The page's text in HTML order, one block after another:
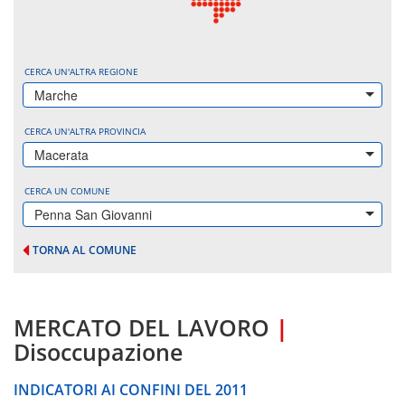
CERCA UN'ALTRA REGIONE
Marche
CERCA UN'ALTRA PROVINCIA
Macerata
CERCA UN COMUNE
Penna San Giovanni
TORNA AL COMUNE
MERCATO DEL LAVORO |
Disoccupazione
INDICATORI AI CONFINI DEL 2011